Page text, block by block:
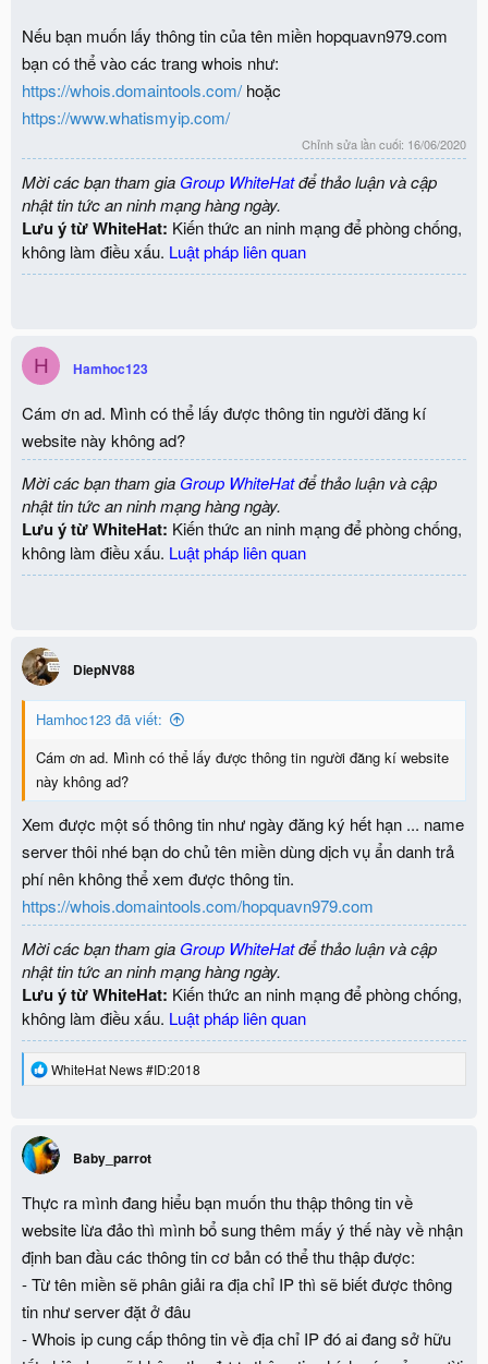
Nếu bạn muốn lấy thông tin của tên miền hopquavn979.com
bạn có thể vào các trang whois như:
https://whois.domaintools.com/ hoặc
https://www.whatismyip.com/
Chỉnh sửa lần cuối: 16/06/2020
Mời các bạn tham gia Group WhiteHatđể thảo luận và cập
nhật tin tức an ninh mạng hàng ngày.
Lưu ý từ WhiteHat: Kiến thức an ninh mạng để phòng chống,
không làm điều xấu. Luật pháp liên quan
H Hamhoc123
Cám ơn ad. Mình có thể lấy được thông tin người đăng kí
website này không ad?
Mời các bạn tham gia Group WhiteHatđể thảo luận và cập
nhật tin tức an ninh mạng hàng ngày.
Lưu ý từ WhiteHat: Kiến thức an ninh mạng để phòng chống,
không làm điều xấu. Luật pháp liên quan
DiepNV88
Hamhoc123 đã viết:
Cám ơn ad. Mình có thể lấy được thông tin người đăng kí website
này không ad?
Xem được một số thông tin như ngày đăng ký hết hạn ... name
server thôi nhé bạn do chủ tên miền dùng dịch vụ ẩn danh trả
phí nên không thể xem được thông tin.
https://whois.domaintools.com/hopquavn979.com
Mời các bạn tham gia Group WhiteHatđể thảo luận và cập
nhật tin tức an ninh mạng hàng ngày.
Lưu ý từ WhiteHat: Kiến thức an ninh mạng để phòng chống,
không làm điều xấu. Luật pháp liên quan
R
t
i
o
s
:
WhiteHat News #ID:2018
Baby_parrot
Thực ra mình đang hiểu bạn muốn thu thập thông tin về
website lừa đảo thì mình bổ sung thêm mấy ý thế này về nhận
định ban đầu các thông tin cơ bản có thể thu thập được:
- Từ tên miền sẽ phân giải ra địa chỉ IP thì sẽ biết được thông
tin như server đặt ở đâu
- Whois ip cung cấp thông tin về địa chỉ IP đó ai đang sở hữu